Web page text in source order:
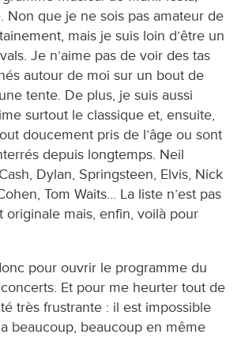
Non que je ne sois pas amateur de
mais je suis loin d’être un
Je n’aime pas de voir des tas
autour de moi sur un bout de
tente. De plus, je suis aussi
surtout le classique et, ensuite,
doucement pris de l’âge ou sont
depuis longtemps. Neil
Dylan, Springsteen, Elvis, Nick
Tom Waits... La liste n’est pas
originale mais, enfin, voilà pour
pour ouvrir le programme du
Et pour me heurter tout de
très frustrante : il est impossible
beaucoup, beaucoup en même